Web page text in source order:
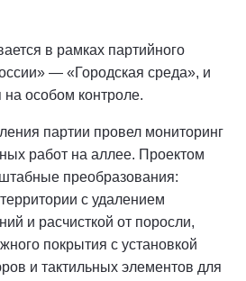
в рамках партийного
— «Городская среда», и
на особом контроле.
партии провел мониторинг
работ на аллее. Проектом
преобразования:
с удалением
и расчисткой от поросли,
покрытия с установкой
и тактильных элементов для